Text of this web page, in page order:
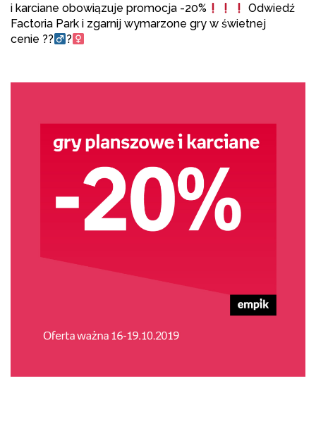
i karciane obowiązuje promocja -20%
Odwiedź
Factoria Park i zgarnij wymarzone gry w świetnej
cenie ??‍ ?‍